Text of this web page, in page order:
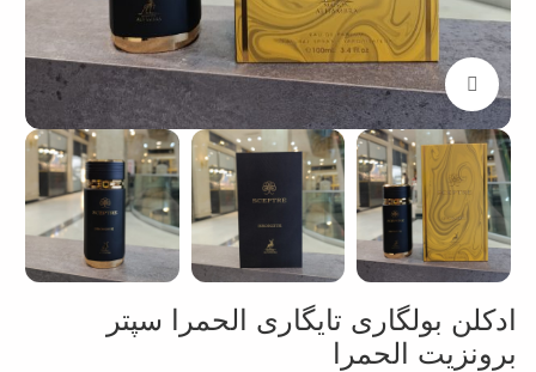
بزرگنمایی تصویر
ادکلن بولگاری تایگاری الحمرا سپتر
برونزیت الحمرا